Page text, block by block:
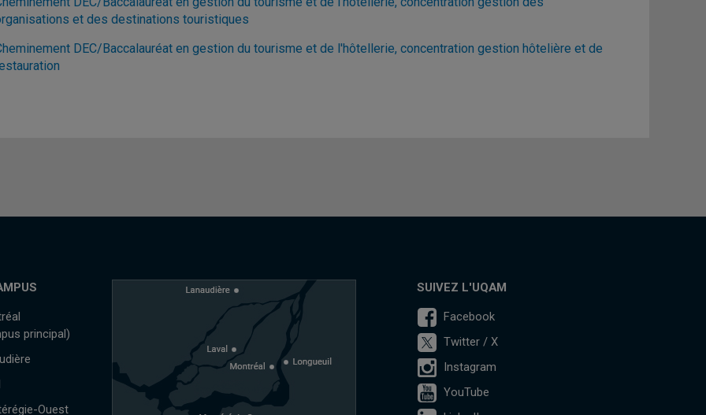
et des destinations touristiques
DEC/Baccalauréat en gestion du tourisme et de l'hôtellerie, concentration gestion hôtelière et de
principal)
Ouest
SUIVEZ L'UQAM
Facebook
Twitter / X
Instagram
YouTube